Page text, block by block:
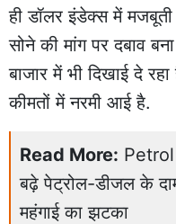
ही डॉलर इंडेक्स में
सोने की मांग पर दबाव
बाजार में भी दिखाई दे
कीमतों में नरमी आई है.
Read More:
बढ़े पेट्रोल-डीजल के
महंगाई का झटका